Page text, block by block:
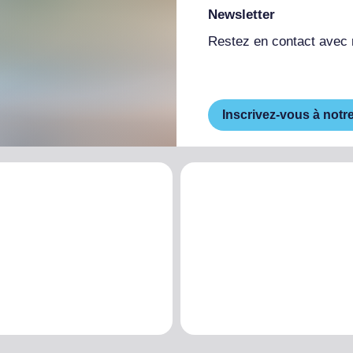
Newsletter
Restez en contact avec
Inscrivez-vous à